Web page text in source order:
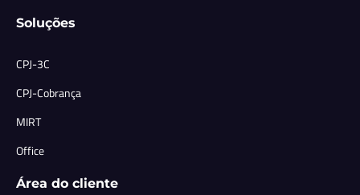
Soluções
CPJ-3C
CPJ-Cobrança
MIRT
Office
Área do cliente